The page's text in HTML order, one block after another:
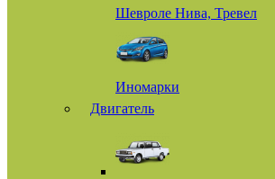
Шевроле Нива, Тревел
Иномарки
Двигатель